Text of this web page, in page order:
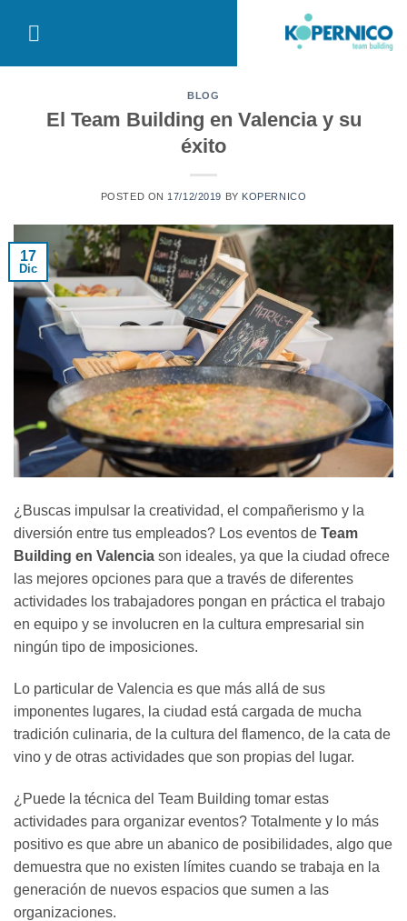
BLOG
El Team Building en Valencia y su
éxito
POSTED ON 17/12/2019 BY KOPERNICO
17
Dic
¿Buscas impulsar la creatividad, el compañerismo y la
diversión entre tus empleados? Los eventos de Team
Building en Valencia son ideales, ya que la ciudad ofrece
las mejores opciones para que a través de diferentes
actividades los trabajadores pongan en práctica el trabajo
en equipo y se involucren en la cultura empresarial sin
ningún tipo de imposiciones.
Lo particular de Valencia es que más allá de sus
imponentes lugares, la ciudad está cargada de mucha
tradición culinaria, de la cultura del flamenco, de la cata de
vino y de otras actividades que son propias del lugar.
¿Puede la técnica del Team Building tomar estas
actividades para organizar eventos? Totalmente y lo más
positivo es que abre un abanico de posibilidades, algo que
demuestra que no existen límites cuando se trabaja en la
generación de nuevos espacios que sumen a las
organizaciones.